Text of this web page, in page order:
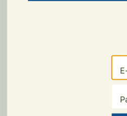
Søknaden må være